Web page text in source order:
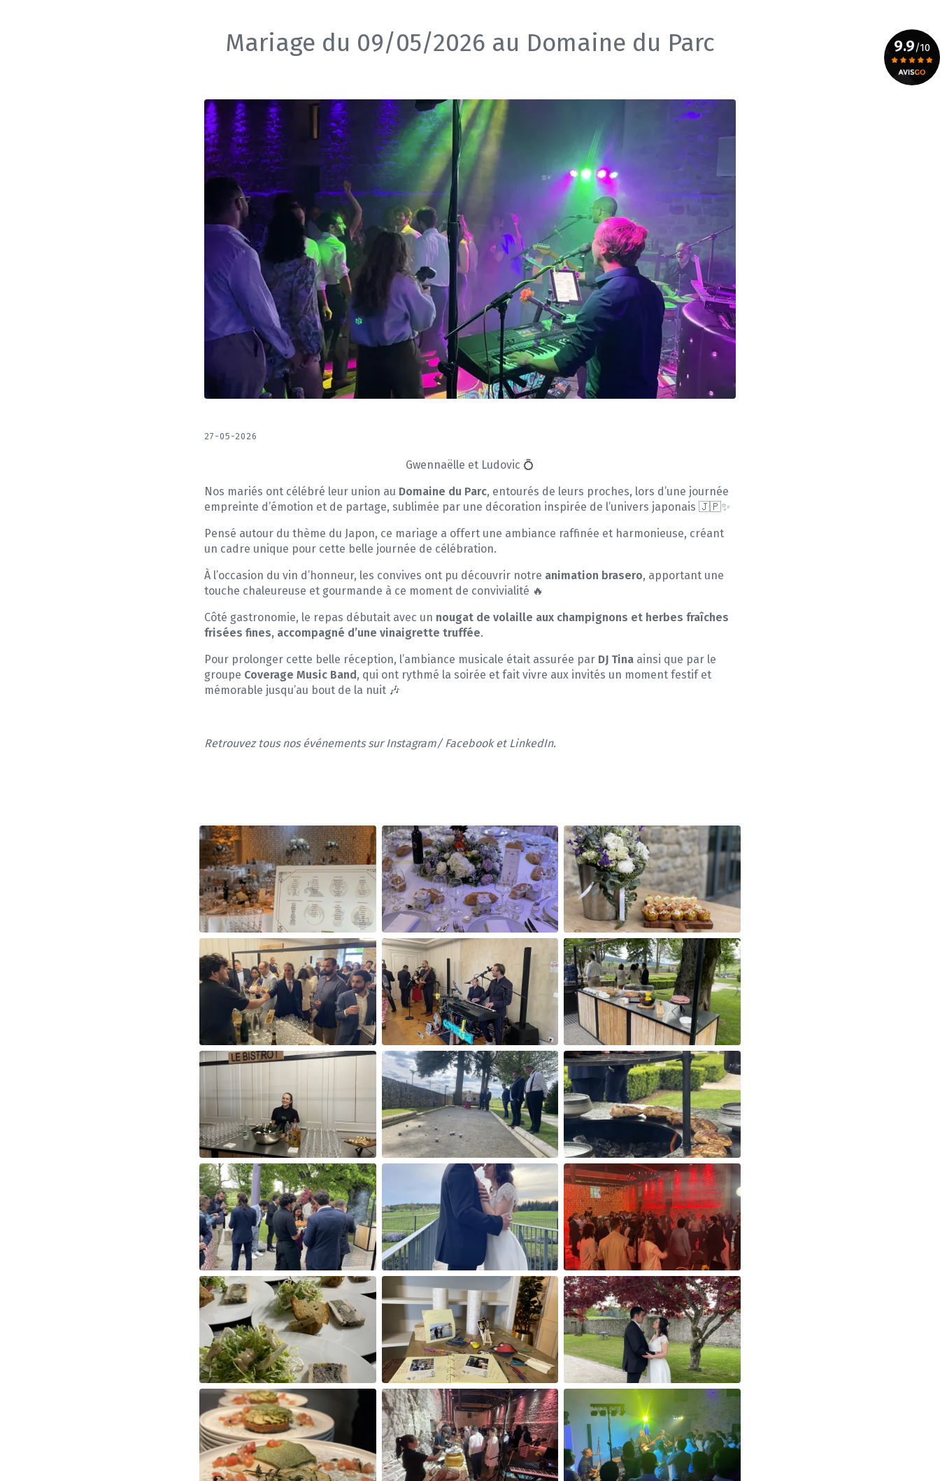
9.9/10
Mariage du 09/05/2026 au Domaine du Parc
27-05-2026
Gwennaëlle et Ludovic 💍
Nos mariés ont célébré leur union au Domaine du Parc, entourés de leurs proches, lors d’une journée
empreinte d’émotion et de partage, sublimée par une décoration inspirée de l’univers japonais 🇯🇵✨
Pensé autour du thème du Japon, ce mariage a offert une ambiance raffinée et harmonieuse, créant
un cadre unique pour cette belle journée de célébration.
À l’occasion du vin d’honneur, les convives ont pu découvrir notre animation brasero, apportant une
touche chaleureuse et gourmande à ce moment de convivialité 🔥
Côté gastronomie, le repas débutait avec un nougat de volaille aux champignons et herbes fraîches
frisées fines, accompagné d’une vinaigrette truffée.
Pour prolonger cette belle réception, l’ambiance musicale était assurée par DJ Tina ainsi que par le
groupe Coverage Music Band, qui ont rythmé la soirée et fait vivre aux invités un moment festif et
mémorable jusqu’au bout de la nuit 🎶
Retrouvez tous nos événements sur Instagram/ Facebook et LinkedIn.